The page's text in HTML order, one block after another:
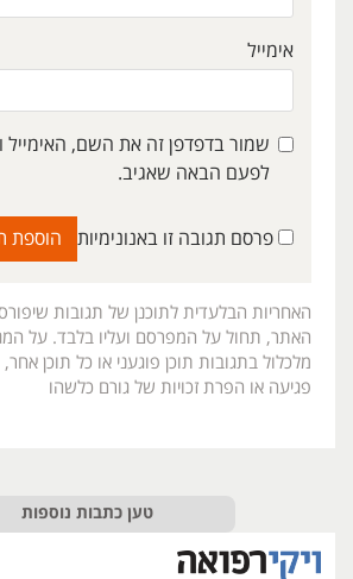
אימייל
שמור בדפדפן זה את השם, האימייל
לפעם הבאה שאגיב.
פרסם תגובה זו באנונימיות
האחריות הבלעדית לתוכנן של תגובות
האתר, תחול על המפרסם ועליו בלבד. על
מלכלול בתגובות תוכן פוגעני או כל תוכן
פגיעה או הפרת זכויות של גורם כלשהו
טען כתבות נוספות